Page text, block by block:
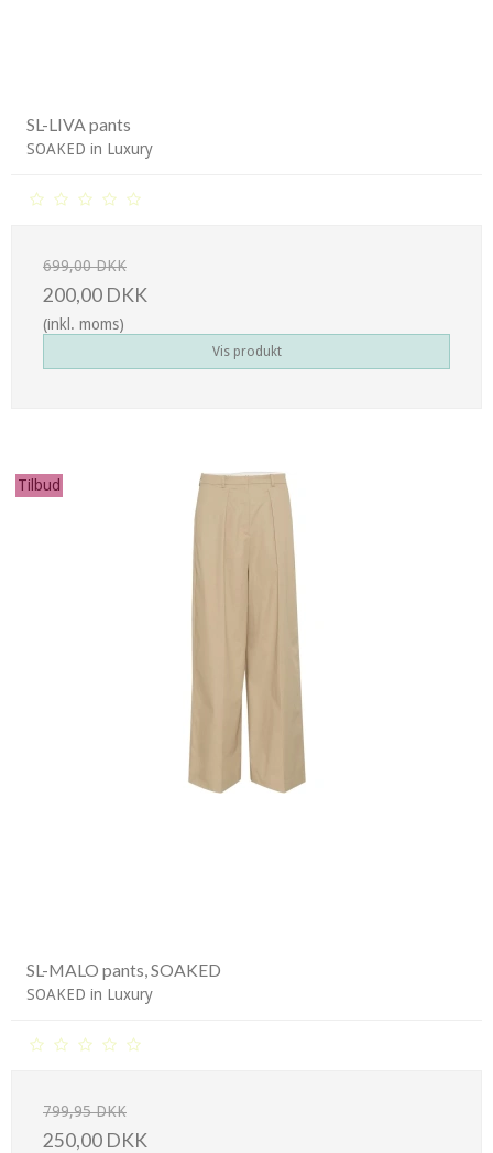
SL-LIVA pants
SOAKED in Luxury
699,00 DKK
200,00 DKK
(inkl. moms)
Vis produkt
Tilbud
SL-MALO pants, SOAKED
SOAKED in Luxury
799,95 DKK
250,00 DKK